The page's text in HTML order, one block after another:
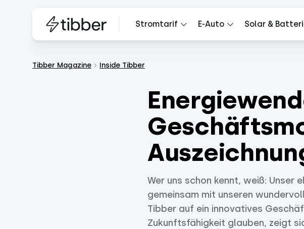
Stromtarif E-Auto Solar &
Tibber Magazine Inside Tibber
Wer uns schon kennt, weiß: Unser
gemeinsam mit unseren
Tibber auf ein innovatives
Zukunftsfähigkeit glauben, zeigt